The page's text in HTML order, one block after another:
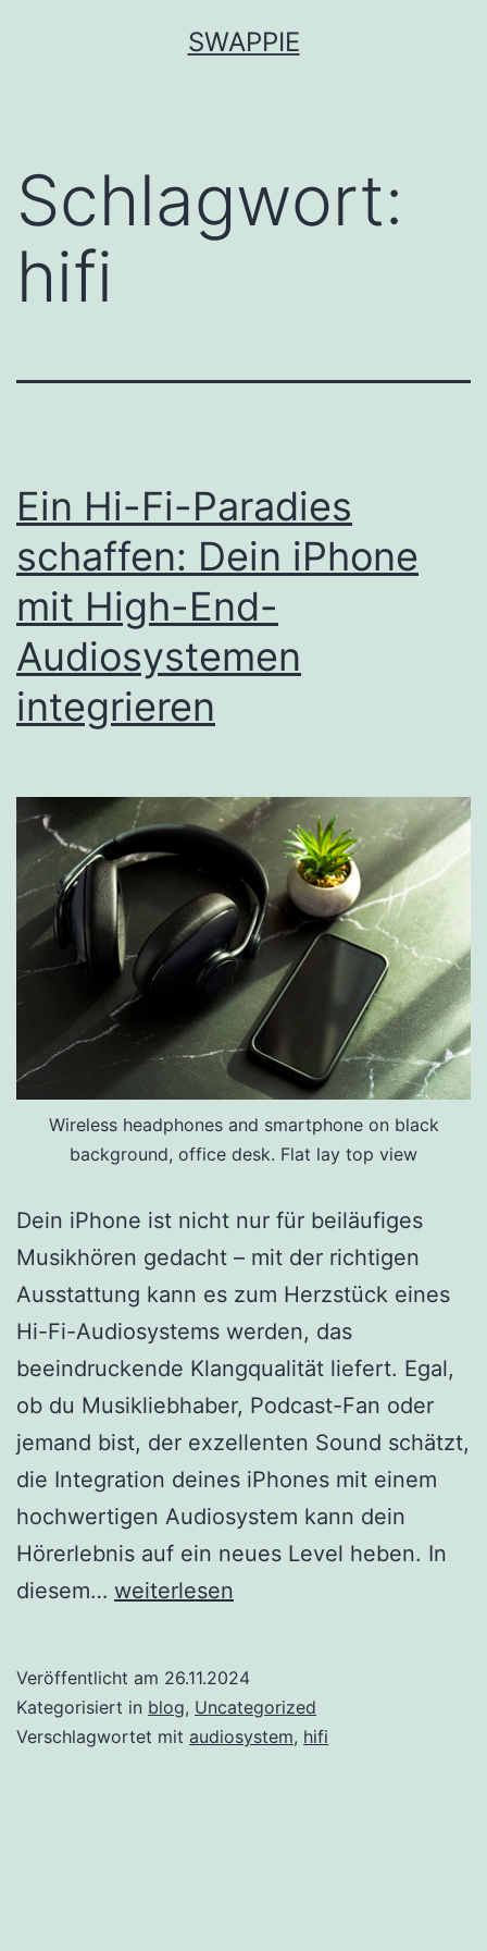
SWAPPIE
Schlagwort:
hifi
Ein Hi-Fi-Paradies
schaffen: Dein iPhone
mit High-End-
Audiosystemen
integrieren
Wireless headphones and smartphone on black
background, office desk. Flat lay top view
Dein iPhone ist nicht nur für beiläufiges
Musikhören gedacht – mit der richtigen
Ausstattung kann es zum Herzstück eines
Hi-Fi-Audiosystems werden, das
beeindruckende Klangqualität liefert. Egal,
ob du Musikliebhaber, Podcast-Fan oder
jemand bist, der exzellenten Sound schätzt,
die Integration deines iPhones mit einem
hochwertigen Audiosystem kann dein
Hörerlebnis auf ein neues Level heben. In
diesem… Ein
Paradies
schaffen:
weiterlesen
Veröffentlicht am 26.11.2024
Kategorisiert in blog, Uncategorized
Verschlagwortet mit audiosystem, hifi